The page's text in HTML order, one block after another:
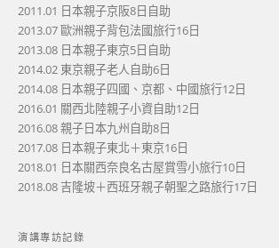
2011.01 日本親子京阪8日自助
2013.07 歐洲親子背包法國旅行16日
2013.08 日本親子東京5日自助
2014.02 東京親子老人自助6日
2014.08 日本親子四國、京都、中國旅行12日
2016.01 關西北陸親子小資自助12日
2016.08 親子日本九州自助8日
2017.08 日本親子東北＋東京16日
2018.01 日本關西奈良名古屋賞雪小旅行10日
2018.08 吉隆坡＋西班牙親子朝聖之路旅行17日
演講專訪記錄